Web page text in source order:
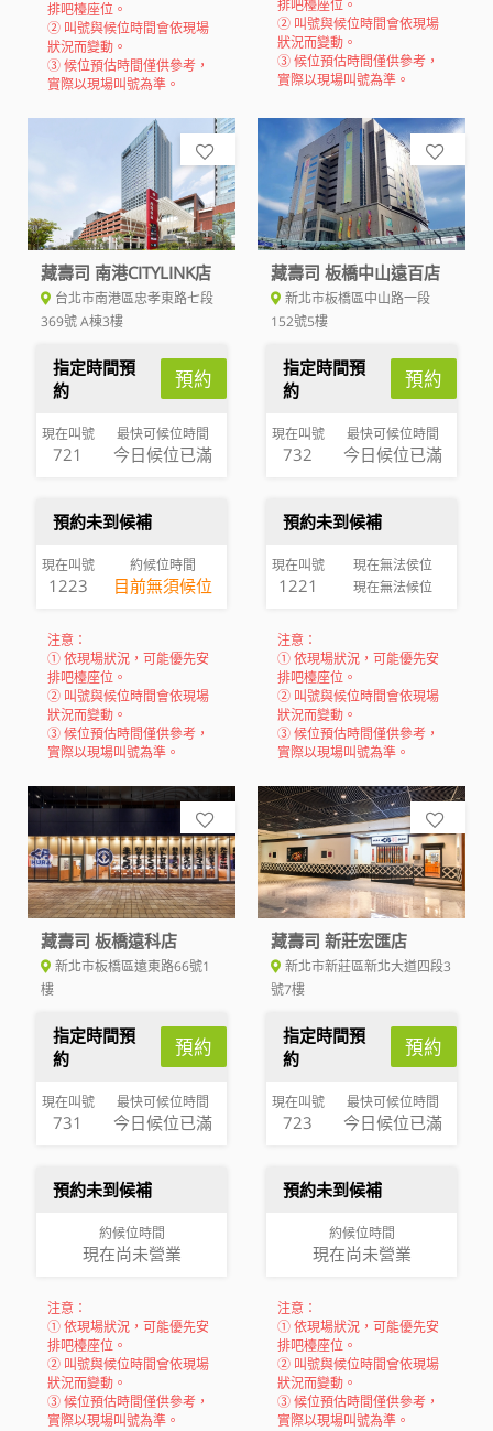
排吧檯座位。
② 叫號與候位時間會依現場
狀況而變動。
③ 候位預估時間僅供參考，
實際以現場叫號為準。
排吧檯座位。
② 叫號與候位時間會依現場
狀況而變動。
③ 候位預估時間僅供參考，
實際以現場叫號為準。
藏壽司 南港CITYLINK店
台北市南港區忠孝東路七段
369號 A棟3樓
指定時間預
約
預約
現在叫號
721
最快可候位時間
今日候位已滿
預約未到候補
現在叫號
1223
約候位時間
目前無須候位
注意：
① 依現場狀況，可能優先安
排吧檯座位。
② 叫號與候位時間會依現場
狀況而變動。
③ 候位預估時間僅供參考，
實際以現場叫號為準。
藏壽司 板橋中山遠百店
新北市板橋區中山路一段
152號5樓
指定時間預
約
預約
現在叫號
732
最快可候位時間
今日候位已滿
預約未到候補
現在叫號
1221
現在無法侯位
現在無法候位
注意：
① 依現場狀況，可能優先安
排吧檯座位。
② 叫號與候位時間會依現場
狀況而變動。
③ 候位預估時間僅供參考，
實際以現場叫號為準。
藏壽司 板橋遠科店
新北市板橋區遠東路66號1
樓
指定時間預
約
預約
現在叫號
731
最快可候位時間
今日候位已滿
預約未到候補
約候位時間
現在尚未營業
注意：
① 依現場狀況，可能優先安
排吧檯座位。
② 叫號與候位時間會依現場
狀況而變動。
③ 候位預估時間僅供參考，
實際以現場叫號為準。
藏壽司 新莊宏匯店
新北市新莊區新北大道四段3
號7樓
指定時間預
約
預約
現在叫號
723
最快可候位時間
今日候位已滿
預約未到候補
約候位時間
現在尚未營業
注意：
① 依現場狀況，可能優先安
排吧檯座位。
② 叫號與候位時間會依現場
狀況而變動。
③ 候位預估時間僅供參考，
實際以現場叫號為準。